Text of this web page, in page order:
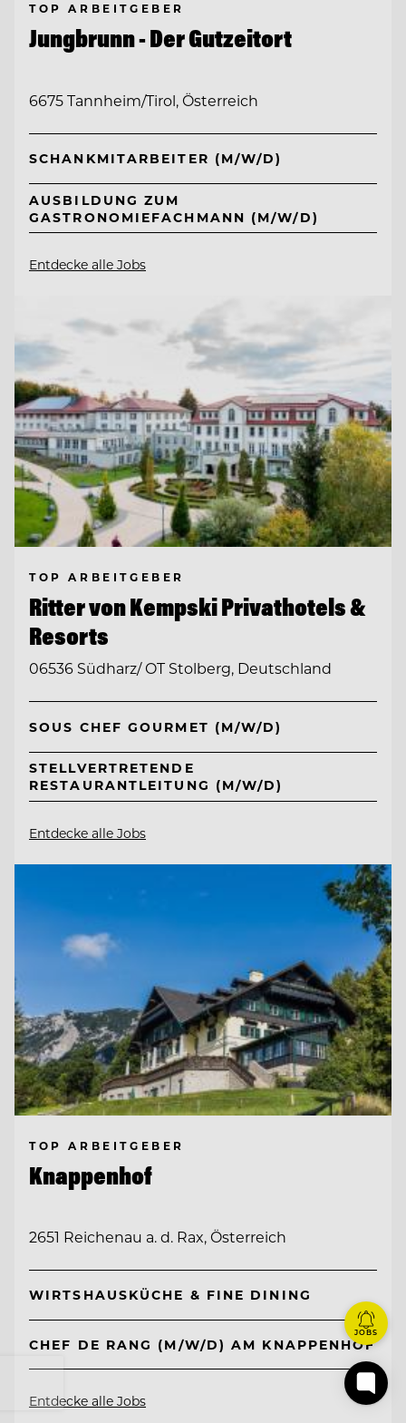
TOP ARBEITGEBER
Jungbrunn - Der Gutzeitort
6675 Tannheim/Tirol, Österreich
SCHANKMITARBEITER (M/W/D)
AUSBILDUNG ZUM
GASTRONOMIEFACHMANN (M/W/D)
Entdecke alle Jobs
TOP ARBEITGEBER
Ritter von Kempski Privathotels &
Resorts
06536 Südharz/ OT Stolberg, Deutschland
SOUS CHEF GOURMET (M/W/D)
STELLVERTRETENDE
RESTAURANTLEITUNG (M/W/D)
Entdecke alle Jobs
TOP ARBEITGEBER
Knappenhof
2651 Reichenau a. d. Rax, Österreich
WIRTSHAUSKÜCHE & FINE DINING
CHEF DE RANG (M/W/D) AM KNAPPENHOF
Entdecke alle Jobs
JOBS